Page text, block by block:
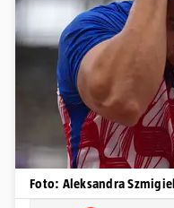
Foto: Aleksandra Szmigiel